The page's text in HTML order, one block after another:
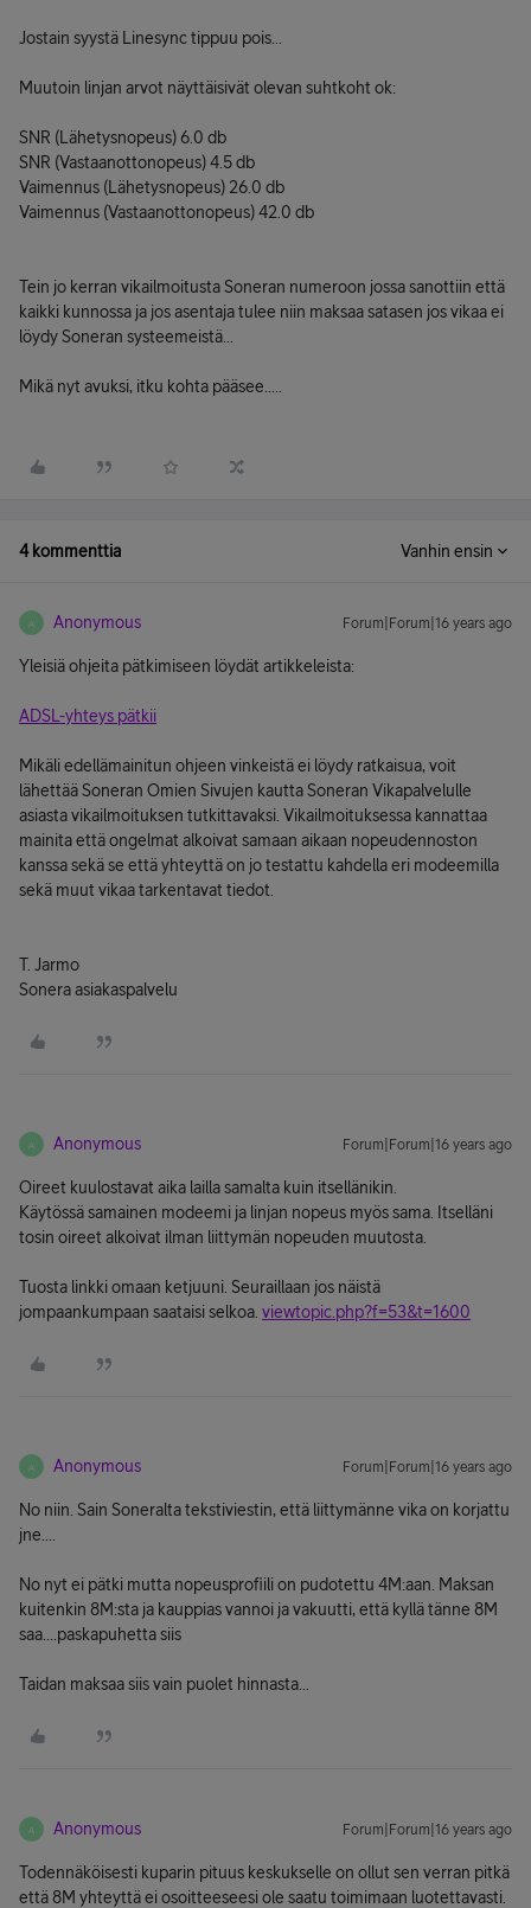
Jostain syystä Linesync tippuu pois...
Muutoin linjan arvot näyttäisivät olevan suhtkoht ok:
SNR (Lähetysnopeus) 6.0 db
SNR (Vastaanottonopeus) 4.5 db
Vaimennus (Lähetysnopeus) 26.0 db
Vaimennus (Vastaanottonopeus) 42.0 db
Tein jo kerran vikailmoitusta Soneran numeroon jossa sanottiin että
kaikki kunnossa ja jos asentaja tulee niin maksaa satasen jos vikaa ei
löydy Soneran systeemeistä...
Mikä nyt avuksi, itku kohta pääsee.....
4 kommenttia Vanhin ensin
A Anonymous Forum|Forum|16 years ago
Yleisiä ohjeita pätkimiseen löydät artikkeleista:
ADSL-yhteys pätkii
Mikäli edellämainitun ohjeen vinkeistä ei löydy ratkaisua, voit
lähettää Soneran Omien Sivujen kautta Soneran Vikapalvelulle
asiasta vikailmoituksen tutkittavaksi. Vikailmoituksessa kannattaa
mainita että ongelmat alkoivat samaan aikaan nopeudennoston
kanssa sekä se että yhteyttä on jo testattu kahdella eri modeemilla
sekä muut vikaa tarkentavat tiedot.
T. Jarmo
Sonera asiakaspalvelu
A Anonymous Forum|Forum|16 years ago
Oireet kuulostavat aika lailla samalta kuin itsellänikin.
Käytössä samainen modeemi ja linjan nopeus myös sama. Itselläni
tosin oireet alkoivat ilman liittymän nopeuden muutosta.
Tuosta linkki omaan ketjuuni. Seuraillaan jos näistä
jompaankumpaan saataisi selkoa. viewtopic.php?f=53&t=1600
A Anonymous Forum|Forum|16 years ago
No niin. Sain Soneralta tekstiviestin, että liittymänne vika on korjattu
jne....
No nyt ei pätki mutta nopeusprofiili on pudotettu 4M:aan. Maksan
kuitenkin 8M:sta ja kauppias vannoi ja vakuutti, että kyllä tänne 8M
saa....paskapuhetta siis
Taidan maksaa siis vain puolet hinnasta...
A Anonymous Forum|Forum|16 years ago
Todennäköisesti kuparin pituus keskukselle on ollut sen verran pitkä
että 8M yhteyttä ei osoitteeseesi ole saatu toimimaan luotettavasti.